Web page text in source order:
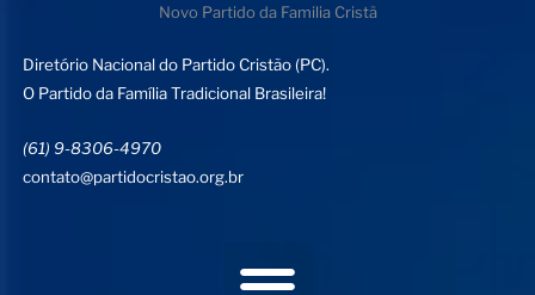
Novo Partido da Familia Cristã
Diretório Nacional do Partido Cristão (PC).
O Partido da Família Tradicional Brasileira!
(61) 9-8306-4970
contato@partidocristao.org.br